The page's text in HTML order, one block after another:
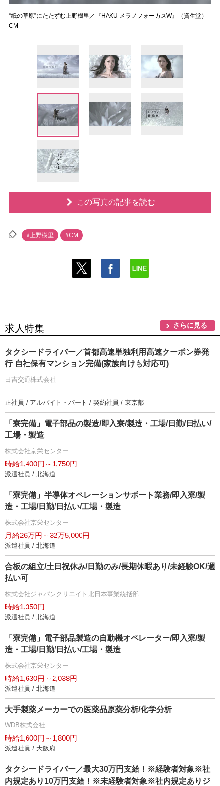
“紙の草原”にたたずむ上野樹里／『HAKU メラノフォーカスW』（資生堂）
CM
この写真の記事を読む
#上野樹里 #CM
求人特集 さらに見る
タクシードライバー／首都高速単独利用高速クーポン券発
行 自社保有マンション完備(家族向けも対応可)
日吉交通株式会社
正社員 / アルバイト・パート / 契約社員 / 東京都
「寮完備」電子部品の製造/即入寮/製造・工場/日勤/日払い/
工場・製造
株式会社京栄センター
時給1,400円～1,750円
派遣社員 / 北海道
「寮完備」半導体オペレーションサポート業務/即入寮/製
造・工場/日勤/日払い/工場・製造
株式会社京栄センター
月給26万円～32万5,000円
派遣社員 / 北海道
合板の組立/土日祝休み/日勤のみ/長期休暇あり/未経験OK/週
払い可
株式会社ジャパンクリエイト北日本事業統括部
時給1,350円
派遣社員 / 北海道
「寮完備」電子部品製造の自動機オペレーター/即入寮/製
造・工場/日勤/日払い/工場・製造
株式会社京栄センター
時給1,630円～2,038円
派遣社員 / 北海道
大手製薬メーカーでの医薬品原薬分析/化学分析
WDB株式会社
時給1,600円～1,800円
派遣社員 / 大阪府
タクシードライバー／最大30万円支給！※経験者対象※社
内規定あり10万円支給！※未経験者対象※社内規定ありジ